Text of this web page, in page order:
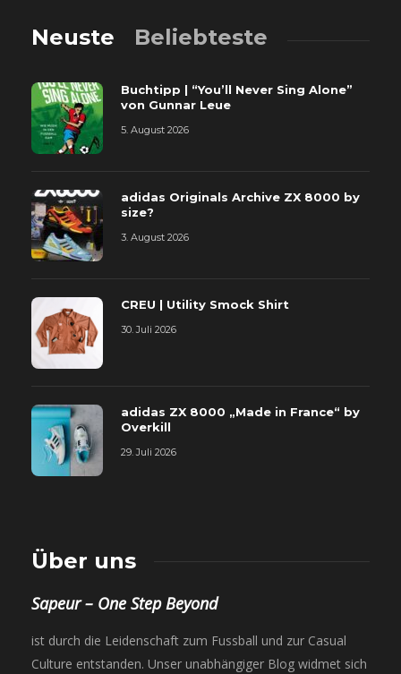
Neuste Beliebteste
Buchtipp | “You’ll Never Sing Alone”
von Gunnar Leue
5. August 2026
adidas Originals Archive ZX 8000 by
size?
3. August 2026
CREU | Utility Smock Shirt
30. Juli 2026
adidas ZX 8000 „Made in France“ by
Overkill
29. Juli 2026
Über uns
Sapeur – One Step Beyond
ist durch die Leidenschaft zum Fussball und zur Casual
Culture entstanden. Unser unabhängiger Blog widmet sich